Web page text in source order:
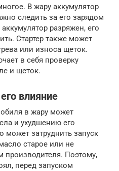
В жару аккумулятор
следить за его зарядом
разряжен, его
Стартер также может
или износа щеток.
в себя проверку
и щеток.
влияние
в жару может
и ухудшению его
затруднить запуск
старое или не
производителя. Поэтому,
перед запуском